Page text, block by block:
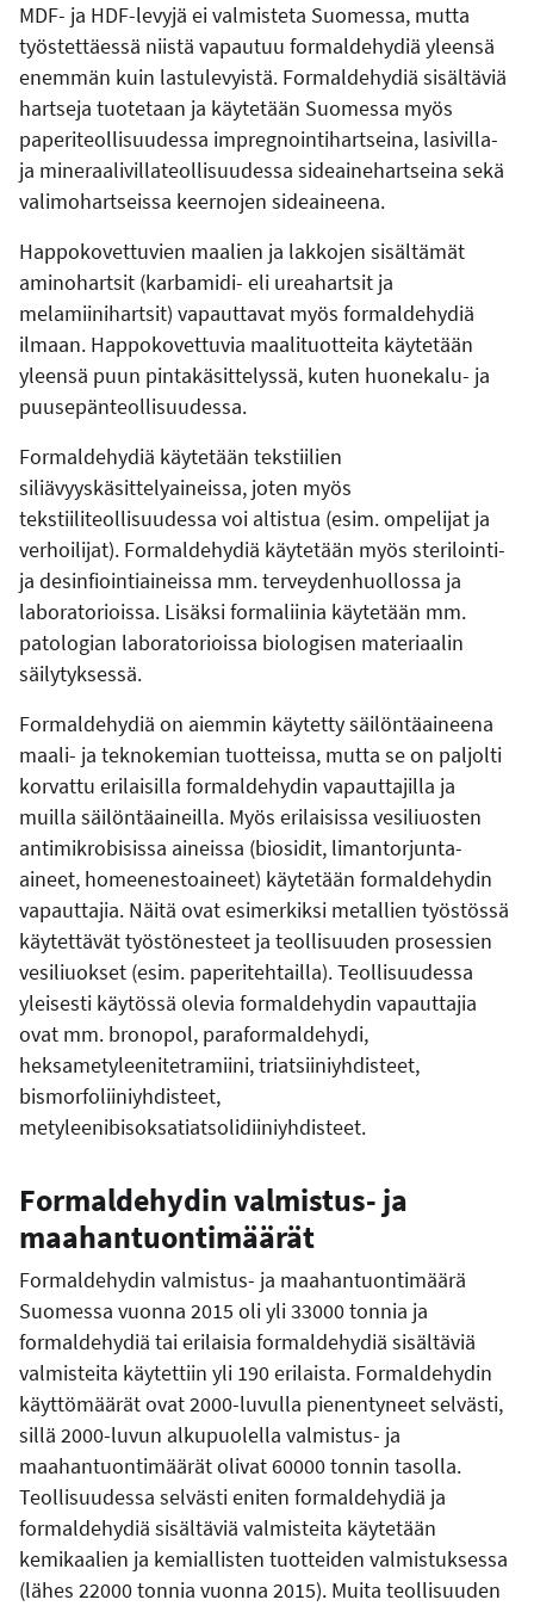
MDF- ja HDF-levyjä ei valmisteta Suomessa, mutta
työstettäessä niistä vapautuu formaldehydiä yleensä
enemmän kuin lastulevyistä. Formaldehydiä sisältäviä
hartseja tuotetaan ja käytetään Suomessa myös
paperiteollisuudessa impregnointihartseina, lasivilla-
ja mineraalivillateollisuudessa sideainehartseina sekä
valimohartseissa keernojen sideaineena.
Happokovettuvien maalien ja lakkojen sisältämät
aminohartsit (karbamidi- eli ureahartsit ja
melamiinihartsit) vapauttavat myös formaldehydiä
ilmaan. Happokovettuvia maalituotteita käytetään
yleensä puun pintakäsittelyssä, kuten huonekalu- ja
puusepänteollisuudessa.
Formaldehydiä käytetään tekstiilien
siliävyyskäsittelyaineissa, joten myös
tekstiiliteollisuudessa voi altistua (esim. ompelijat ja
verhoilijat). Formaldehydiä käytetään myös sterilointi-
ja desinfiointiaineissa mm. terveydenhuollossa ja
laboratorioissa. Lisäksi formaliinia käytetään mm.
patologian laboratorioissa biologisen materiaalin
säilytyksessä.
Formaldehydiä on aiemmin käytetty säilöntäaineena
maali- ja teknokemian tuotteissa, mutta se on paljolti
korvattu erilaisilla formaldehydin vapauttajilla ja
muilla säilöntäaineilla. Myös erilaisissa vesiliuosten
antimikrobisissa aineissa (biosidit, limantorjunta-
aineet, homeenestoaineet) käytetään formaldehydin
vapauttajia. Näitä ovat esimerkiksi metallien työstössä
käytettävät työstönesteet ja teollisuuden prosessien
vesiliuokset (esim. paperitehtailla). Teollisuudessa
yleisesti käytössä olevia formaldehydin vapauttajia
ovat mm. bronopol, paraformaldehydi,
heksametyleenitetramiini, triatsiiniyhdisteet,
bismorfoliiniyhdisteet,
metyleenibisoksatiatsolidiiniyhdisteet.
Formaldehydin valmistus- ja
maahantuontimäärät
Formaldehydin valmistus- ja maahantuontimäärä
Suomessa vuonna 2015 oli yli 33000 tonnia ja
formaldehydiä tai erilaisia formaldehydiä sisältäviä
valmisteita käytettiin yli 190 erilaista. Formaldehydin
käyttömäärät ovat 2000-luvulla pienentyneet selvästi,
sillä 2000-luvun alkupuolella valmistus- ja
maahantuontimäärät olivat 60000 tonnin tasolla.
Teollisuudessa selvästi eniten formaldehydiä ja
formaldehydiä sisältäviä valmisteita käytetään
kemikaalien ja kemiallisten tuotteiden valmistuksessa
(lähes 22000 tonnia vuonna 2015). Muita teollisuuden